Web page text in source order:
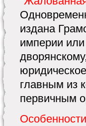
издана
империи
главным из
первичным